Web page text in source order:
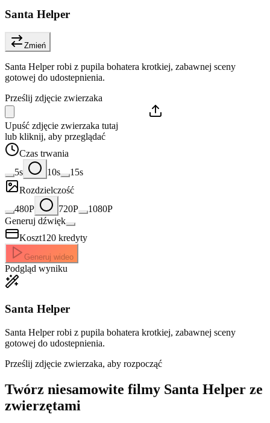
Santa Helper
Zmień
Santa Helper robi z pupila bohatera krotkiej, zabawnej sceny
gotowej do udostepnienia.
Prześlij zdjęcie zwierzaka
Upuść zdjęcie zwierzaka tutaj
lub kliknij, aby przeglądać
Czas trwania
5s
10s
15s
Rozdzielczość
480P
720P
1080P
Generuj dźwięk
Koszt120 kredyty
Generuj wideo
Podgląd wyniku
Santa Helper
Santa Helper robi z pupila bohatera krotkiej, zabawnej sceny
gotowej do udostepnienia.
Prześlij zdjęcie zwierzaka, aby rozpocząć
Twórz niesamowite filmy Santa Helper ze
zwierzętami